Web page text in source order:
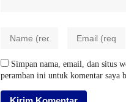
Simpan nama, email, dan situs
peramban ini untuk komentar saya